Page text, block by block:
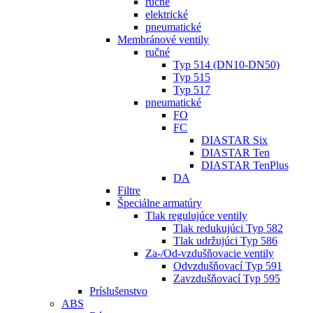
elektrické
pneumatické
Membránové ventily
ručné
Typ 514 (DN10-DN50)
Typ 515
Typ 517
pneumatické
FO
FC
DIASTAR Six
DIASTAR Ten
DIASTAR TenPlus
DA
Filtre
Špeciálne armatúry
Tlak regulujúce ventily
Tlak redukujúci Typ 582
Tlak udržujúci Typ 586
Za-/Od-vzdušňovacie ventily
Odvzdušňovací Typ 591
Zavzdušňovací Typ 595
Príslušenstvo
ABS